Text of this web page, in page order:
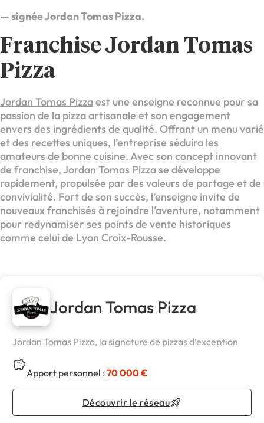
— signée Jordan Tomas Pizza.
Franchise Jordan Tomas
Pizza
Jordan Tomas Pizzaest une enseigne reconnue pour sa
passion de la pizza artisanale et son engagement
envers des ingrédients de qualité. Offrant un menu varié
et des recettes uniques, l’entreprise séduira les
amateurs de bonne cuisine. Avec son concept innovant
de franchise, Jordan Tomas Pizza se développe
rapidement, propulsée par des valeurs de partage et de
convivialité. Fort de son succès, l’enseigne invite de
nouveaux franchisés à rejoindre l’aventure, notamment
pour redynamiser ses points de vente historiques
comme celui de Lyon Croix-Rousse.
Jordan Tomas Pizza
Jordan Tomas Pizza, la signature de pizzas d’exception
Apport personnel :70 000 €
Découvrir le réseau